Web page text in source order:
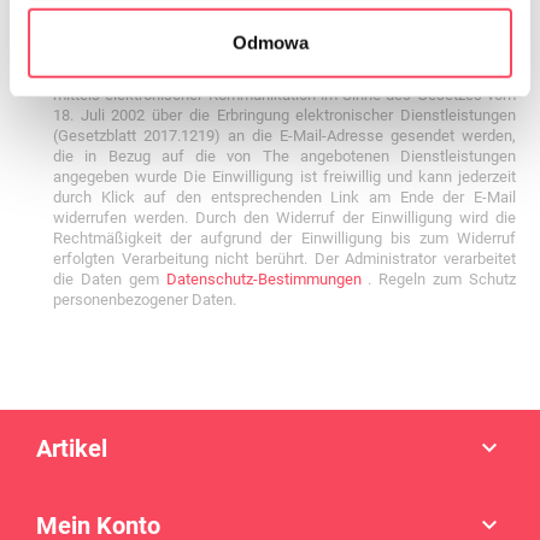
Odmowa
Ich bin damit einverstanden, dass kommerzielle Informationen
mittels elektronischer Kommunikation im Sinne des Gesetzes vom
18. Juli 2002 über die Erbringung elektronischer Dienstleistungen
(Gesetzblatt 2017.1219) an die E-Mail-Adresse gesendet werden,
die in Bezug auf die von The angebotenen Dienstleistungen
angegeben wurde Die Einwilligung ist freiwillig und kann jederzeit
durch Klick auf den entsprechenden Link am Ende der E-Mail
widerrufen werden. Durch den Widerruf der Einwilligung wird die
Rechtmäßigkeit der aufgrund der Einwilligung bis zum Widerruf
erfolgten Verarbeitung nicht berührt. Der Administrator verarbeitet
die Daten gemDatenschutz-Bestimmungen. Regeln zum Schutz
personenbezogener Daten.
Artikel 
Mein Konto 